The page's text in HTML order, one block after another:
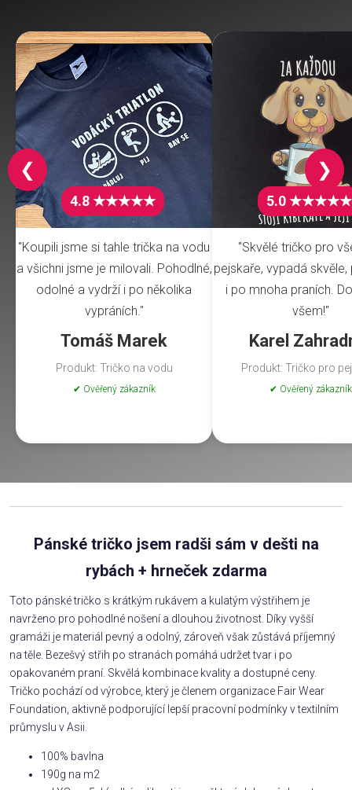
4.8 ★★★★★
"Koupili jsme si tahle trička na vodu
a všichni jsme je milovali. Pohodlné,
odolné a vydrží i po několika
vypráních."
Tomáš Marek
Produkt: Tričko na vodu
✔ Ověřený zákazník
5.0 ★★★★★
"Skvělé tričko pro
pejskaře, vypadá
i po mnoha praních.
všem!"
Karel
Produkt: Tričko pro
✔ Ověřený zákazník
❮ ❯
Pánské tričko jsem radši sám v dešti na
rybách + hrneček zdarma
Toto pánské tričko s krátkým rukávem a kulatým výstřihem je
navrženo pro pohodlné nošení a dlouhou životnost. Díky vyšší
gramáži je materiál pevný a odolný, zároveň však zůstává příjemný
na těle. Bezešvý střih po stranách pomáhá udržet tvar i po
opakovaném praní. Skvělá kombinace kvality a dostupné ceny.
Tričko pochází od výrobce, který je členem organizace Fair Wear
Foundation, aktivně podporující lepší pracovní podmínky v textilním
průmyslu v Asii.
100% bavlna
190g na m2